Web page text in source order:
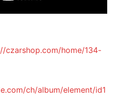
czarshop.com/home/134-
ch/album/element/id1